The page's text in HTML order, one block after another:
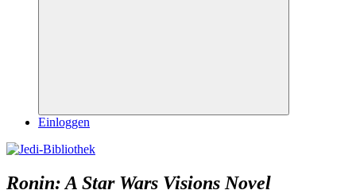
Suchen
Einloggen
Ronin: A Star Wars Visions Novel